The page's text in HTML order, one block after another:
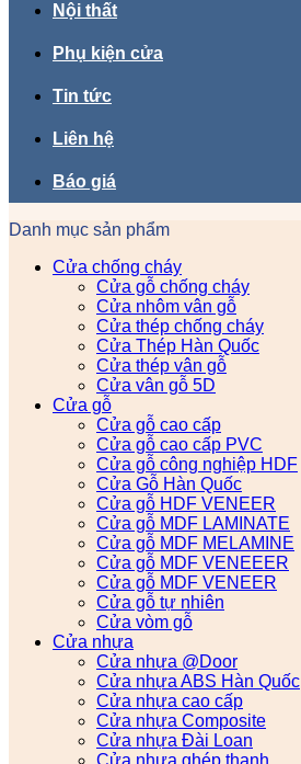
Nội thất
Phụ kiện cửa
Tin tức
Liên hệ
Báo giá
Danh mục sản phẩm
Cửa chống cháy
Cửa gỗ chống cháy
Cửa nhôm vân gỗ
Cửa thép chống cháy
Cửa Thép Hàn Quốc
Cửa thép vân gỗ
Cửa vân gỗ 5D
Cửa gỗ
Cửa gỗ cao cấp
Cửa gỗ cao cấp PVC
Cửa gỗ công nghiệp HDF
Cửa Gỗ Hàn Quốc
Cửa gỗ HDF VENEER
Cửa gỗ MDF LAMINATE
Cửa gỗ MDF MELAMINE
Cửa gỗ MDF VENEEER
Cửa gỗ MDF VENEER
Cửa gỗ tự nhiên
Cửa vòm gỗ
Cửa nhựa
Cửa nhựa @Door
Cửa nhựa ABS Hàn Quốc
Cửa nhựa cao cấp
Cửa nhựa Composite
Cửa nhựa Đài Loan
Cửa nhựa ghép thanh